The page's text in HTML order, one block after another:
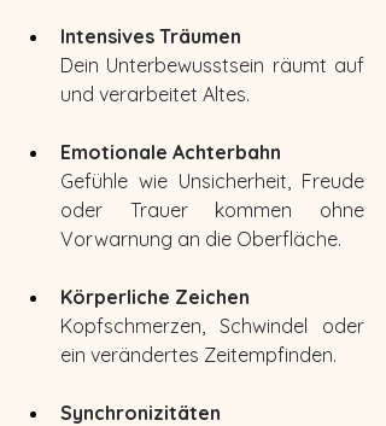
Intensives Träumen
Dein Unterbewusstsein räumt auf
und verarbeitet Altes.
Emotionale Achterbahn
Gefühle wie Unsicherheit, Freude
oder Trauer kommen ohne
Vorwarnung an die Oberfläche.
Körperliche Zeichen
Kopfschmerzen, Schwindel oder
ein verändertes Zeitempfinden.
Synchronizitäten